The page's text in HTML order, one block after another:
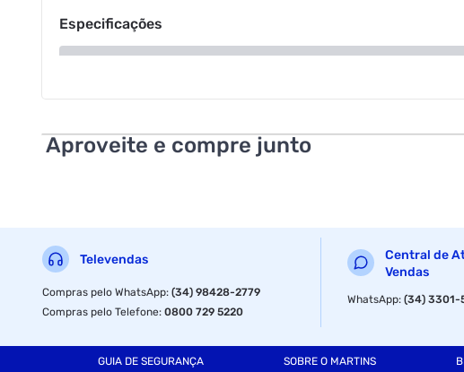
Especificações
Aproveite e compre junto
Televendas
Compras pelo WhatsApp:(34) 98428-2779
Compras pelo Telefone:0800 729 5220
Central de
Vendas
WhatsApp:(34) 3301-
GUIA DE SEGURANÇA SOBRE O MARTINS